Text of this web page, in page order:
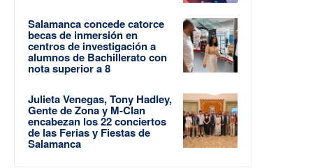
Salamanca concede catorce
becas de inmersión en
centros de investigación a
alumnos de Bachillerato con
nota superior a 8
Julieta Venegas, Tony Hadley,
Gente de Zona y M-Clan
encabezan los 22 conciertos
de las Ferias y Fiestas de
Salamanca